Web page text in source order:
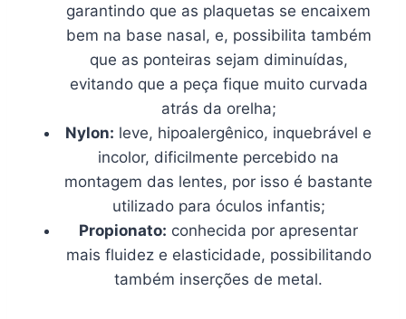
garantindo que as plaquetas se encaixem
bem na base nasal, e, possibilita também
que as ponteiras sejam diminuídas,
evitando que a peça fique muito curvada
atrás da orelha;
Nylon: leve, hipoalergênico, inquebrável e
incolor, dificilmente percebido na
montagem das lentes, por isso é bastante
utilizado para óculos infantis;
Propionato: conhecida por apresentar
mais fluidez e elasticidade, possibilitando
também inserções de metal.